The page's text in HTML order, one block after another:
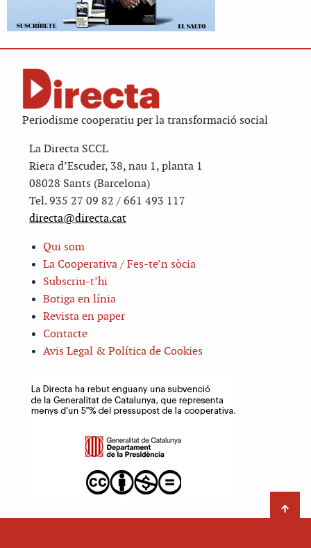
Periodisme cooperatiu per la transformació social
La Directa SCCL
Riera d’Escuder, 38, nau 1, planta 1
08028 Sants (Barcelona)
Tel. 935 27 09 82 / 661 493 117
directa@directa.cat
Qui som
La Cooperativa / Fes-te’n sòcia
Subscriu-t’hi
Botiga en línia
Revista en paper
Contacte
Avis Legal & Política de Cookies